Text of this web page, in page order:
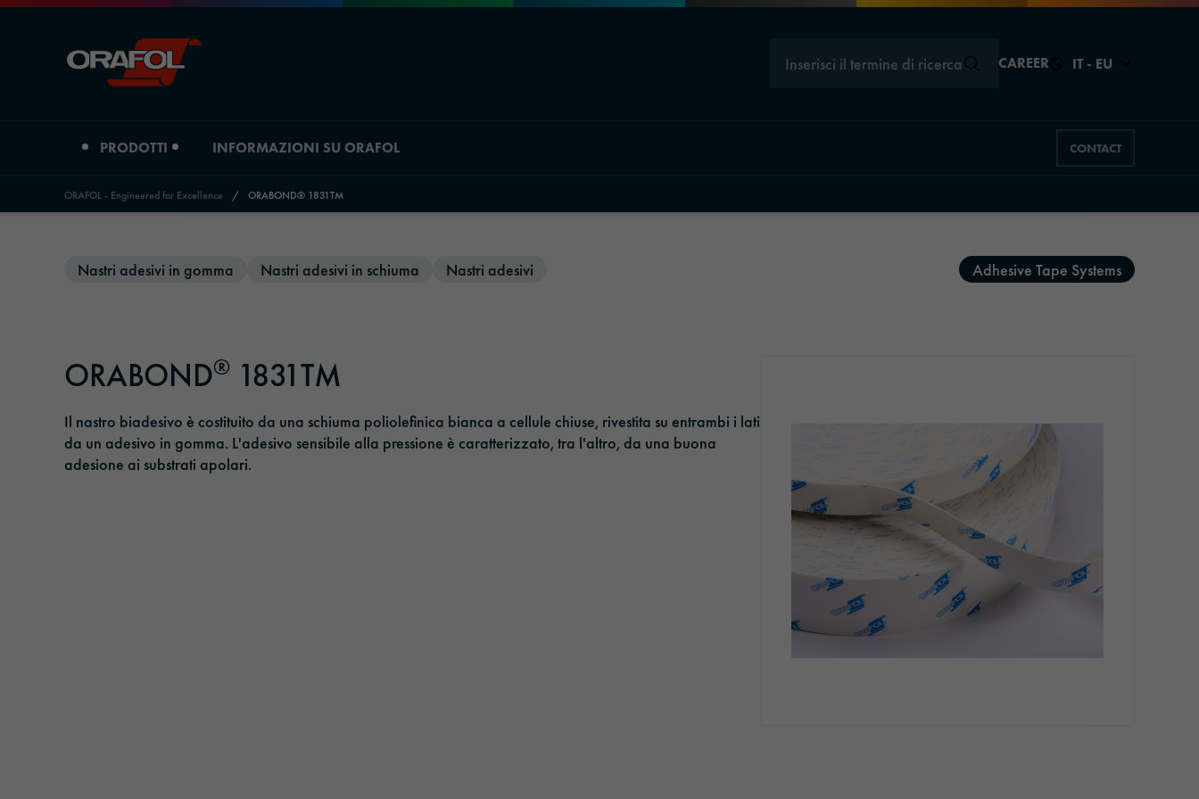
Inserisci il termine di ricerca … CAREER IT - EU
PRODOTTI
Materiali riflettenti
Nastri adesivi
Pellicola parasole
INFORMAZIONI SU ORAFOL
Storia
Gestione
Responsabilità
CONTACT
ORAFOL - Engineered for Excellence / ORABOND® 1831TM
Nastri adesivi in gomma Nastri adesivi in schiuma Nastri adesivi Adhesive Tape Systems
ORABOND® 1831TM
Il nastro biadesivo è costituito da una schiuma poliolefinica bianca a cellule chiuse, rivestita su entrambi i lati
da un adesivo in gomma. L'adesivo sensibile alla pressione è caratterizzato, tra l'altro, da una buona
adesione ai substrati apolari.